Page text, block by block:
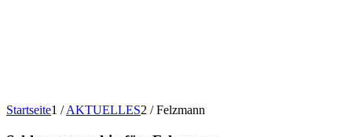
Startseite1 / AKTUELLES2 / Felzmann